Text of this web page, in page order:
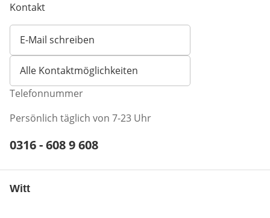
Kontakt
E-Mail schreiben
Öffnet E-Mail-Client
Alle Kontaktmöglichkeiten
Telefonnummer
Persönlich täglich von 7-23 Uhr
Telefonnummer:
0316 - 608 9 608
Witt